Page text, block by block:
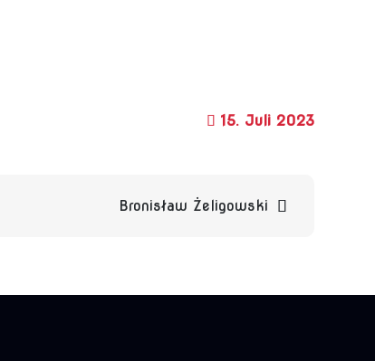
15. Juli 2023
Bronisław Żeligowski